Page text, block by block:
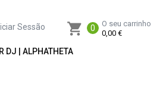
shopping_cart 0
O seu carrinho
0,00 €
Sessão
DJ | ALPHATHETA